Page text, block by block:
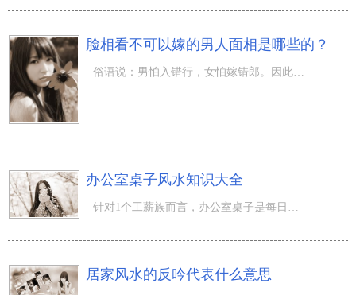
脸相看不可以嫁的男人面相是哪些的？
俗语说：男怕入错行，女怕嫁错郎。因此，女性在找对象的那时候要十分谨慎，否则追悔莫及了。找个好男人将来
办公室桌子风水知识大全
针对1个工薪族而言，办公室桌子是每日必须与你亲近的。办公桌摆放的部位假如好得话，或许就能涨薪，担任CEO
居家风水的反吟代表什么意思